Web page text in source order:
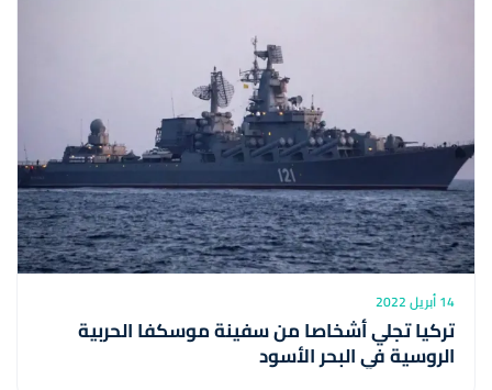
14 أبريل 2022
تركيا تجلي أشخاصا من سفينة موسكفا الحربية
الروسية في البحر الأسود